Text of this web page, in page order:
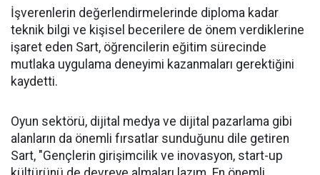
İşverenlerin değerlendirmelerinde diploma kadar
teknik bilgi ve kişisel becerilere de önem verdiklerine
işaret eden Sart, öğrencilerin eğitim sürecinde
mutlaka uygulama deneyimi kazanmaları gerektiğini
kaydetti.
Oyun sektörü, dijital medya ve dijital pazarlama gibi
alanların da önemli fırsatlar sunduğunu dile getiren
Sart, "Gençlerin girişimcilik ve inovasyon, start-up